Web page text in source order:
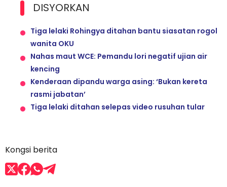
DISYORKAN
Tiga lelaki Rohingya ditahan bantu siasatan rogol
wanita OKU
Nahas maut WCE: Pemandu lori negatif ujian air
kencing
Kenderaan dipandu warga asing: ‘Bukan kereta
rasmi jabatan’
Tiga lelaki ditahan selepas video rusuhan tular
Kongsi berita